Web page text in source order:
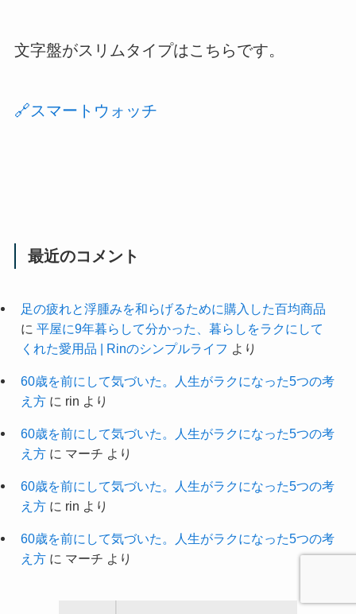
文字盤がスリムタイプはこちらです。
🔗スマートウォッチ
最近のコメント
足の疲れと浮腫みを和らげるために購入した百均商品
に 平屋に9年暮らして分かった、暮らしをラクにして
くれた愛用品 | Rinのシンプルライフ より
60歳を前にして気づいた。人生がラクになった5つの考
え方に rin より
60歳を前にして気づいた。人生がラクになった5つの考
え方に マーチ より
60歳を前にして気づいた。人生がラクになった5つの考
え方に rin より
60歳を前にして気づいた。人生がラクになった5つの考
え方に マーチ より